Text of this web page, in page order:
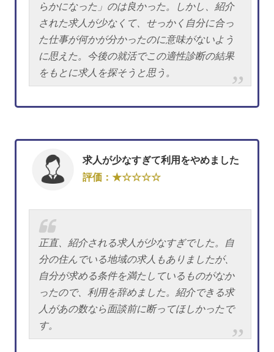
らかになった」のは良かった。しかし、紹介
された求人が少なくて、せっかく自分に合っ
た仕事が何かが分かったのに意味がないよう
に思えた。今後の就活でこの適性診断の結果
をもとに求人を探そうと思う。
求人が少なすぎて利用をやめました
評価：★☆☆☆☆
正直、紹介される求人が少なすぎでした。自
分の住んでいる地域の求人もありましたが、
自分が求める条件を満たしているものがなか
ったので、利用を辞めました。紹介できる求
人があの数なら面談前に断ってほしかったで
す。